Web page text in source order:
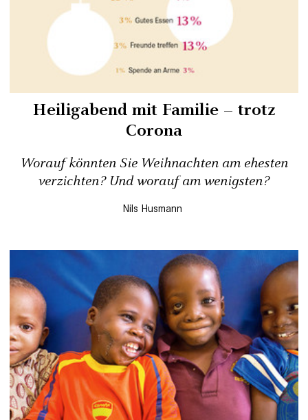
Heiligabend mit Familie – trotz
Corona
Worauf könnten Sie Weihnachten am ehesten
verzichten? Und worauf am wenigsten?
Nils Husmann